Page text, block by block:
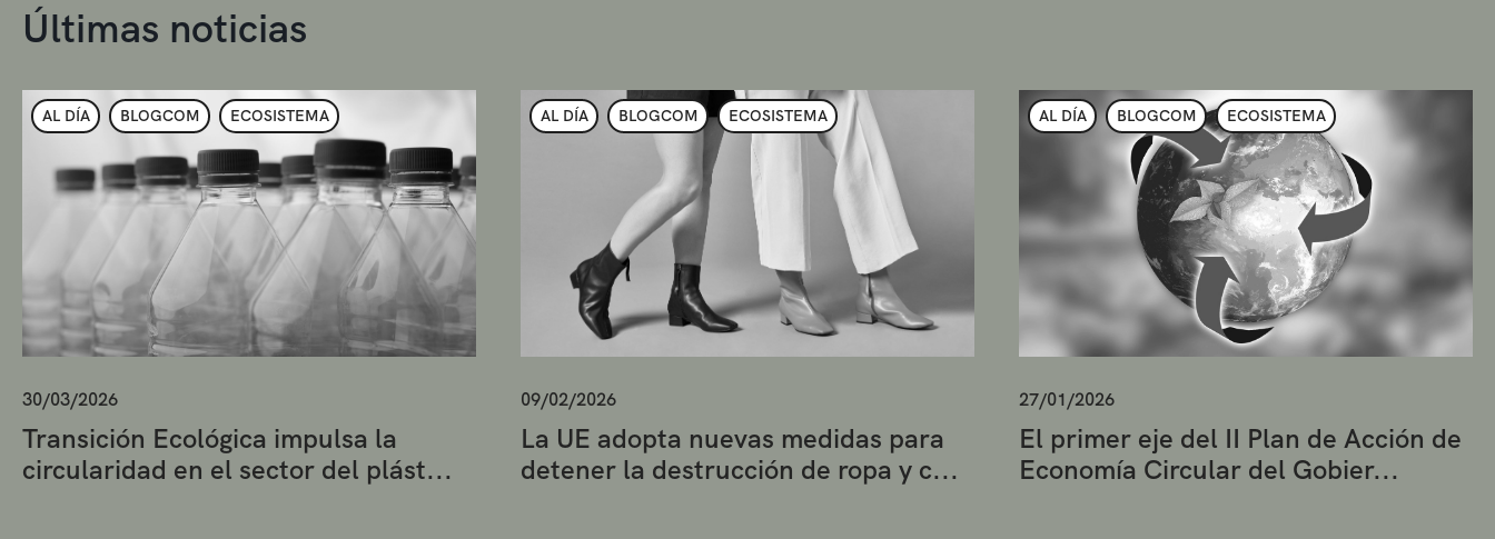
Últimas noticias
AL DÍA BLOGCOM ECOSISTEMA
30/03/2026
Transición Ecológica impulsa la
circularidad en el sector del plást...
AL DÍA BLOGCOM ECOSISTEMA
09/02/2026
La UE adopta nuevas medidas para
detener la destrucción de ropa y c...
AL DÍA BLOGCOM ECOSISTEMA
27/01/2026
El primer eje del II Plan de Acción de
Economía Circular del Gobier...